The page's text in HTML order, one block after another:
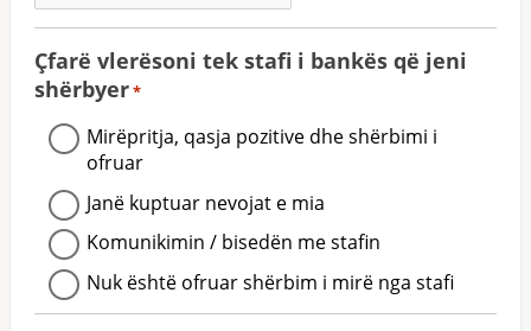
Çfarë vlerësoni tek stafi i bankës që jeni
shërbyer*
Mirëpritja, qasja pozitive dhe shërbimi i
ofruar
Janë kuptuar nevojat e mia
Komunikimin / bisedën me stafin
Nuk është ofruar shërbim i mirë nga stafi